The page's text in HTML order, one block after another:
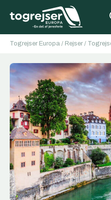
Togrejser Europa / Rejser /